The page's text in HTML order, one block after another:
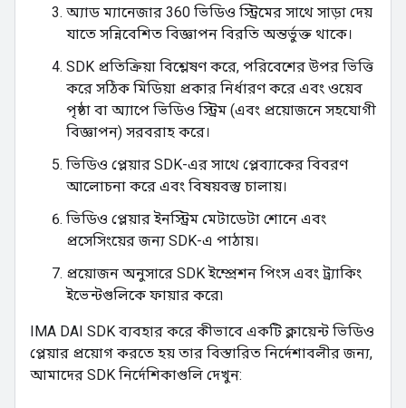
অ্যাড ম্যানেজার 360 ভিডিও স্ট্রিমের সাথে সাড়া দেয়
যাতে সন্নিবেশিত বিজ্ঞাপন বিরতি অন্তর্ভুক্ত থাকে।
SDK প্রতিক্রিয়া বিশ্লেষণ করে, পরিবেশের উপর ভিত্তি
করে সঠিক মিডিয়া প্রকার নির্ধারণ করে এবং ওয়েব
পৃষ্ঠা বা অ্যাপে ভিডিও স্ট্রিম (এবং প্রয়োজনে সহযোগী
বিজ্ঞাপন) সরবরাহ করে।
ভিডিও প্লেয়ার SDK-এর সাথে প্লেব্যাকের বিবরণ
আলোচনা করে এবং বিষয়বস্তু চালায়।
ভিডিও প্লেয়ার ইনস্ট্রিম মেটাডেটা শোনে এবং
প্রসেসিংয়ের জন্য SDK-এ পাঠায়।
প্রয়োজন অনুসারে SDK ইম্প্রেশন পিংস এবং ট্র্যাকিং
ইভেন্টগুলিকে ফায়ার করে৷
IMA DAI SDK ব্যবহার করে কীভাবে একটি ক্লায়েন্ট ভিডিও
প্লেয়ার প্রয়োগ করতে হয় তার বিস্তারিত নির্দেশাবলীর জন্য,
আমাদের SDK নির্দেশিকাগুলি দেখুন: